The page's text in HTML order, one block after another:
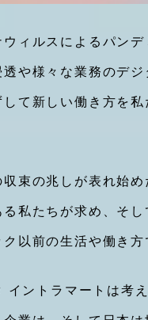
ィルスによるパンデ
や様々な業務のデジ
て新しい働き方を私
束の兆しが表れ始
私たちが求め、そ
以前の生活や働き方
イントラマートは考え